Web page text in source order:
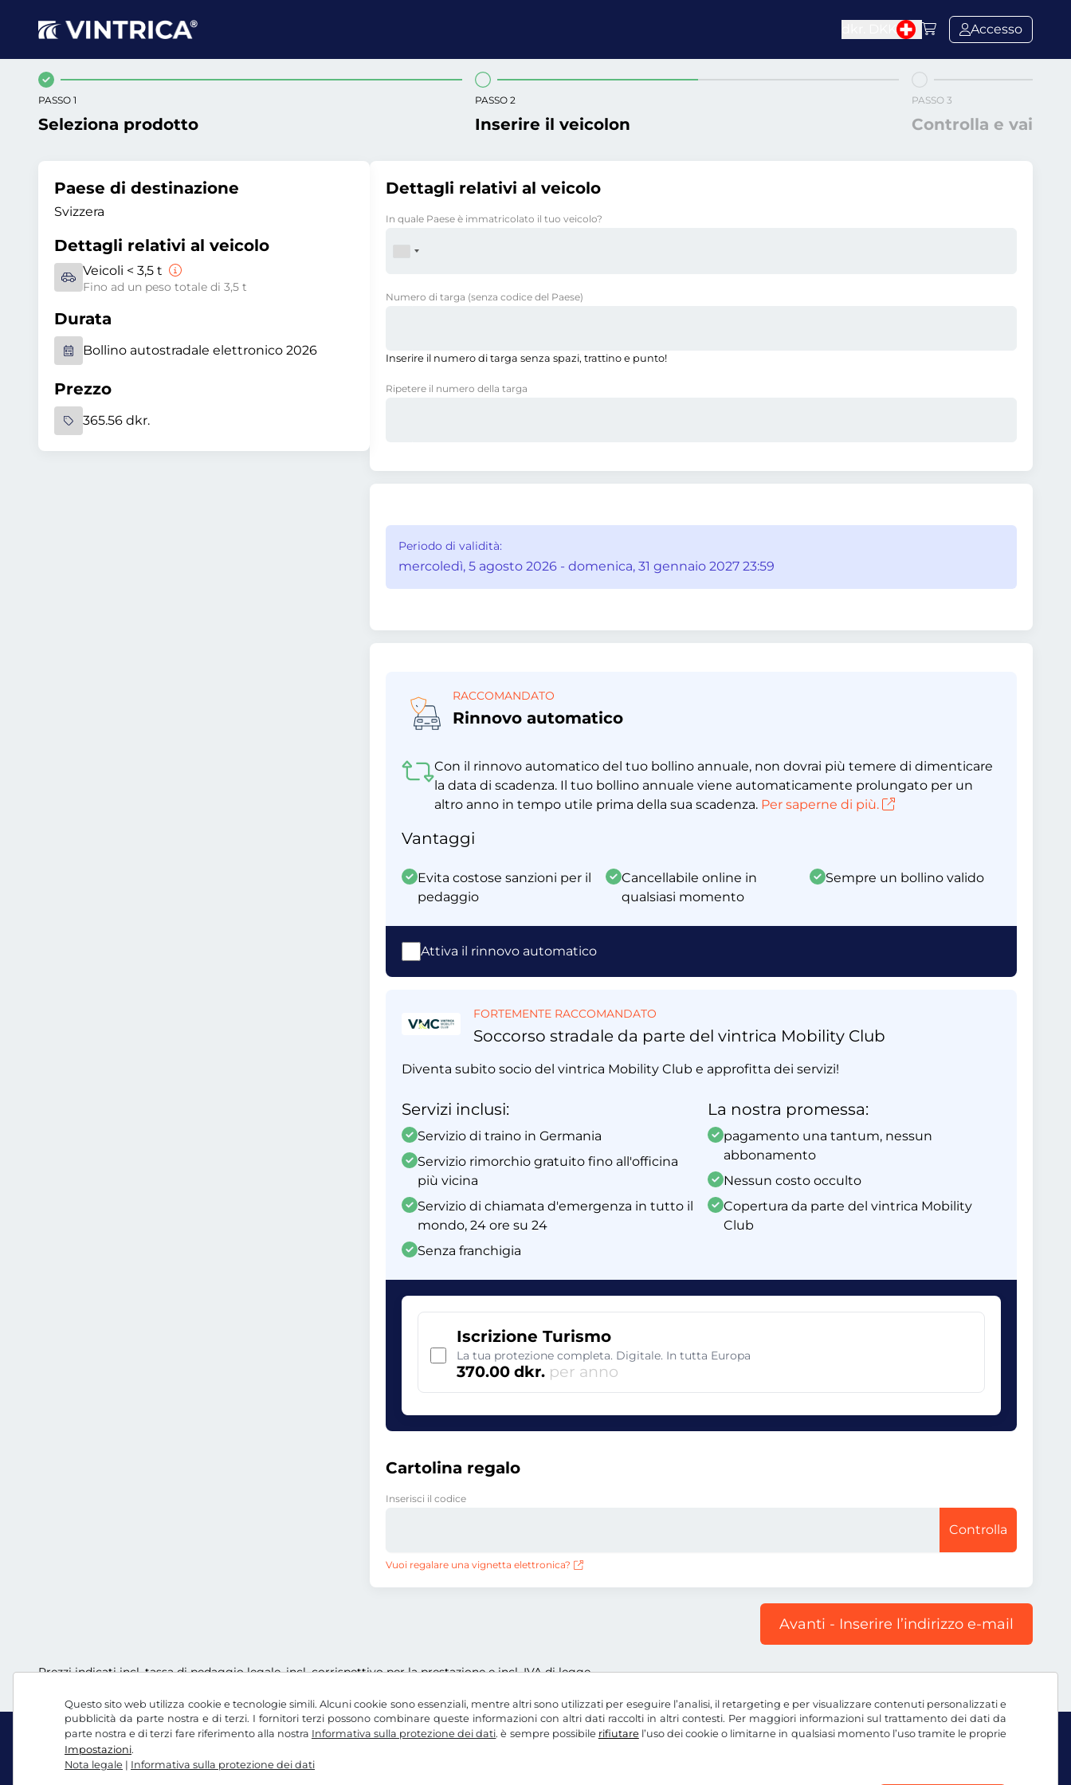
Questo sito web utilizza cookie e tecnologie simili. Alcuni cookie sono essenziali, mentre altri sono utilizzati per eseguire l’analisi, il retargeting e per visualizzare contenuti personalizzati e
pubblicità da parte nostra e di terzi. I fornitori terzi possono combinare queste informazioni con altri dati raccolti in altri contesti. Per maggiori informazioni sul trattamento dei dati da
parte nostra e di terzi fare riferimento alla nostra Informativa sulla protezione dei dati. è sempre possibile rifiutarel’uso dei cookie o limitarne in qualsiasi momento l’uso tramite le proprie
Impostazioni.
Nota legale | Informativa sulla protezione dei dati
Accesso
PASSO 1
Seleziona prodotto
PASSO 2
Inserire il veicolon
PASSO 3
Controlla e vai
Paese di destinazione
Svizzera
Dettagli relativi al veicolo
Veicoli < 3,5 t
Fino ad un peso totale di 3,5 t
Durata
Bollino autostradale elettronico 2026
Prezzo
365.56 dkr.
Dettagli relativi al veicolo
In quale Paese è immatricolato il tuo veicolo?
Numero di targa (senza codice del Paese)
Inserire il numero di targa senza spazi, trattino e punto!
Ripetere il numero della targa
Periodo di validità:
mercoledì, 5 agosto 2026 - domenica, 31 gennaio 2027 23:59
RACCOMANDATO
Rinnovo automatico
Con il rinnovo automatico del tuo bollino annuale, non dovrai più temere di dimenticare
la data di scadenza. Il tuo bollino annuale viene automaticamente prolungato per un
altro anno in tempo utile prima della sua scadenza. Per saperne di più.
Vantaggi
Evita costose sanzioni per il
pedaggio
Cancellabile online in
qualsiasi momento
Sempre un bollino valido
Attiva il rinnovo automatico
FORTEMENTE RACCOMANDATO
Soccorso stradale da parte del vintrica Mobility Club
Diventa subito socio del vintrica Mobility Club e approfitta dei servizi!
Servizi inclusi:
Servizio di traino in Germania
Servizio rimorchio gratuito fino all'officina
più vicina
Servizio di chiamata d'emergenza in tutto il
mondo, 24 ore su 24
Senza franchigia
La nostra promessa:
pagamento una tantum, nessun
abbonamento
Nessun costo occulto
Copertura da parte del vintrica Mobility
Club
Iscrizione Turismo
La tua protezione completa. Digitale. In tutta Europa
370.00 dkr. per anno
Cartolina regalo
Inserisci il codice
Controlla
Vuoi regalare una vignetta elettronica?
Avanti - Inserire l’indirizzo e-mail
Prezzi indicati incl. tassa di pedaggio legale, incl. corrispettivo per la prestazione e incl. IVA di legge